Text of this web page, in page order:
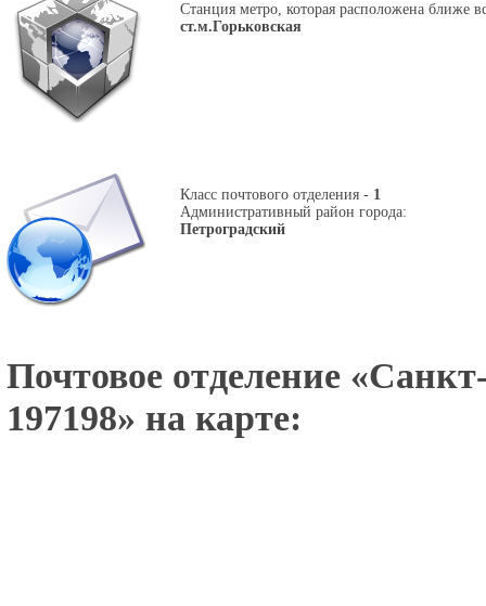
Станция метро, которая расположена ближе
ст.м.Горьковская
Класс почтового отделения - 1
Административный район города:
Петроградский
Почтовое отделение «
197198» на карте: